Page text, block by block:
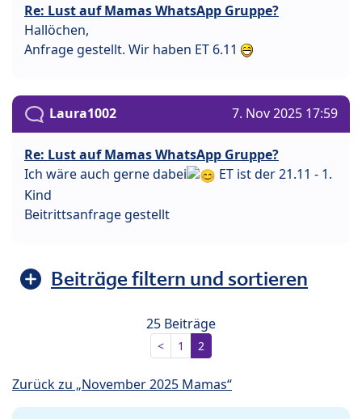
Re: Lust auf Mamas WhatsApp Gruppe?
Hallöchen,
Anfrage gestellt. Wir haben ET 6.11
Laura1002 7. Nov 2025 17:59
Re: Lust auf Mamas WhatsApp Gruppe?
Ich wäre auch gerne dabei
ET ist der 21.11 - 1.
Kind
Beitrittsanfrage gestellt
Beiträge filtern und sortieren
25 Beiträge
< 1 2
Zurück zu „November 2025 Mamas“